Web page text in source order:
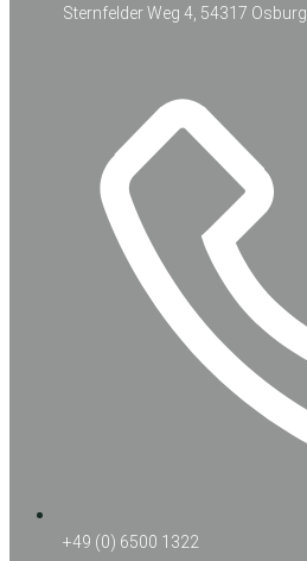
Sternfelder Weg 4, 54317 Osburg
+49 (0) 6500 1322